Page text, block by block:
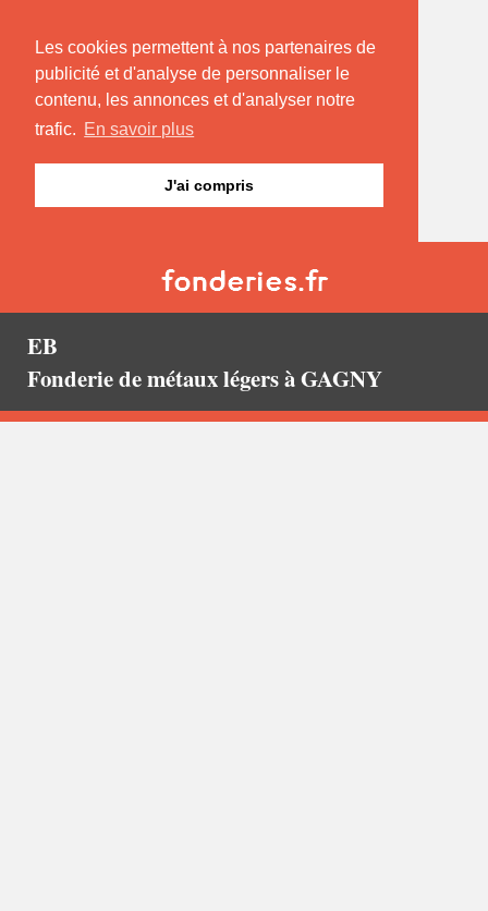
Les cookies permettent à nos partenaires de
publicité et d'analyse de personnaliser le
contenu, les annonces et d'analyser notre
trafic. En savoir plus
J'ai compris
EB
Fonderie de métaux légers à GAGNY